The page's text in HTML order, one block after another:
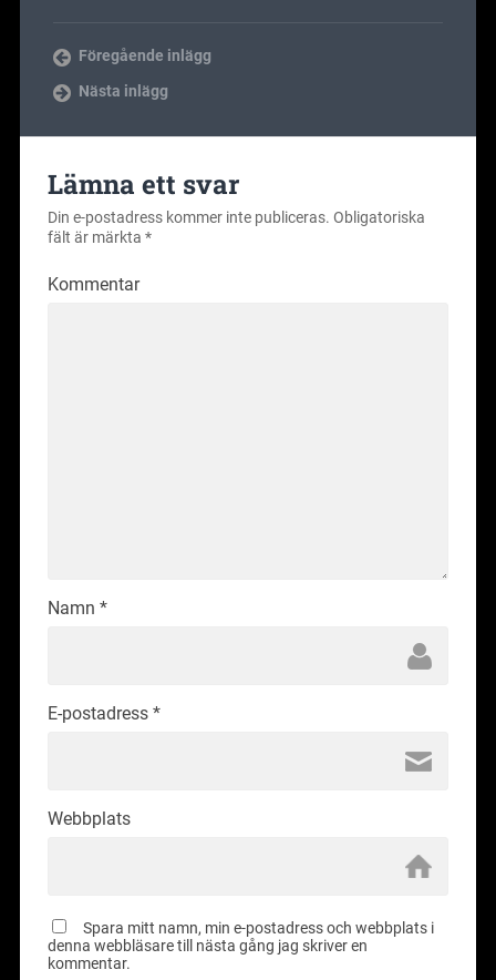
Föregående inlägg
Nästa inlägg
Lämna ett svar
Din e-postadress kommer inte publiceras. Obligatoriska
fält är märkta *
Kommentar
Namn *
E-postadress *
Webbplats
Spara mitt namn, min e-postadress och webbplats i
denna webbläsare till nästa gång jag skriver en
kommentar.